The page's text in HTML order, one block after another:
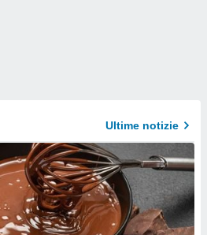
Ultime notizie